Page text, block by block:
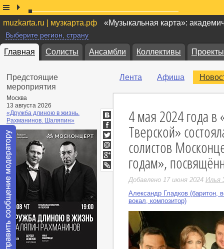
muzkarta.ru | музкарта.рф «Музыкальная карта»:
Выберите регион, страну
Главная Солисты Ансамбли Коллективы Проекты
Предстоящие
мероприятия
Москва
13 августа 2026
«Дружба длиною в жизнь.
Рахманинов. Шаляпин»
Лента Афиша
4 мая 2024 года в
Тверской»
солистов
годам»,
Добавлено 17 июня 2024 Илья
Александр Гладков (баритон,
вокал, композитор)
ВКонтакте
Facebook
Twitter
Мой
Мир
Google+
LiveJournal